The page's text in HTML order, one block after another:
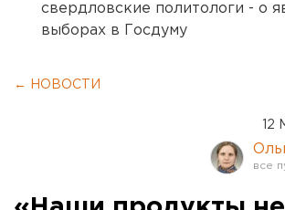
свердловские политологи - о
выборах в Госдуму
← НОВОСТИ
12